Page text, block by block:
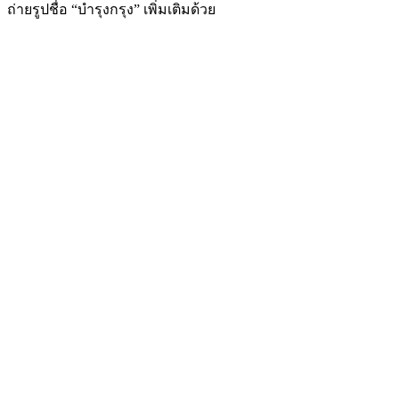
ถ่ายรูปชื่อ “บำรุงกรุง” เพิ่มเติมด้วย